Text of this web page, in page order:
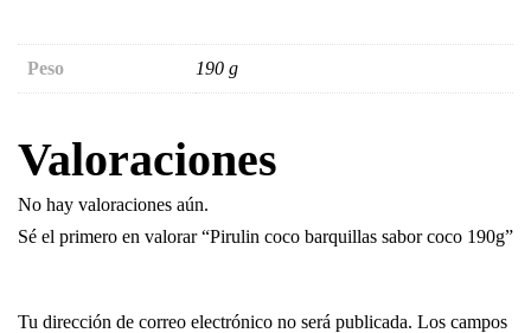
Peso 190 g
Valoraciones
No hay valoraciones aún.
Sé el primero en valorar “Pirulin coco barquillas sabor coco 190g”
Tu dirección de correo electrónico no será publicada. Los campos